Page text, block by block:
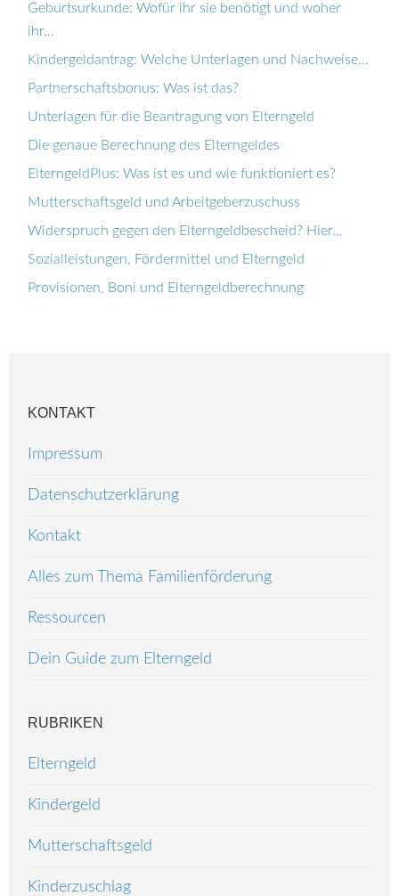
Geburtsurkunde: Wofür ihr sie benötigt und woher
ihr…
Kindergeldantrag: Welche Unterlagen und Nachweise…
Partnerschaftsbonus: Was ist das?
Unterlagen für die Beantragung von Elterngeld
Die genaue Berechnung des Elterngeldes
ElterngeldPlus: Was ist es und wie funktioniert es?
Mutterschaftsgeld und Arbeitgeberzuschuss
Widerspruch gegen den Elterngeldbescheid? Hier…
Sozialleistungen, Fördermittel und Elterngeld
Provisionen, Boni und Elterngeldberechnung
KONTAKT
Impressum
Datenschutzerklärung
Kontakt
Alles zum Thema Familienförderung
Ressourcen
Dein Guide zum Elterngeld
RUBRIKEN
Elterngeld
Kindergeld
Mutterschaftsgeld
Kinderzuschlag